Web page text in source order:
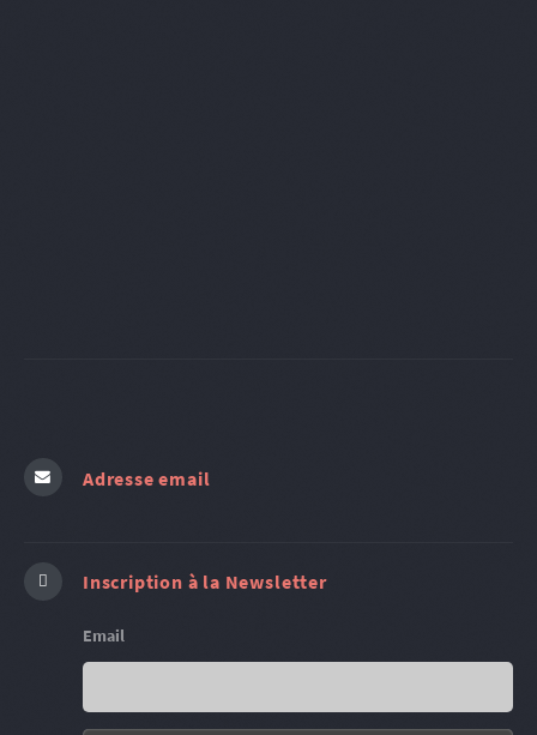
Adresse email
Inscription à la Newsletter
Email